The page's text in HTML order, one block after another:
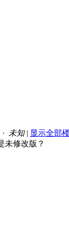
· 未知 | 显示全部
未修改版？